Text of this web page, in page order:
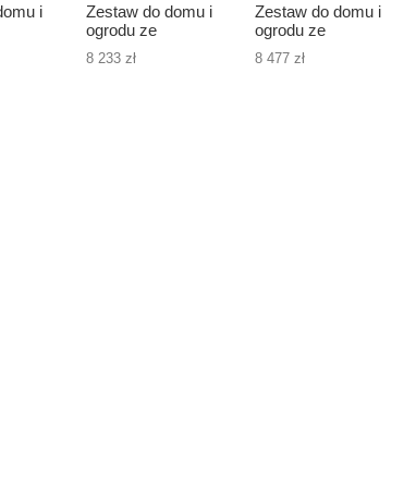
i
Zestaw do domu i
ogrodu ze
zbiornikiem
betonowym na
8 233 zł
Zestaw do domu i
ogrodu ze
zbiornikiem
betonowym na
8 477 zł